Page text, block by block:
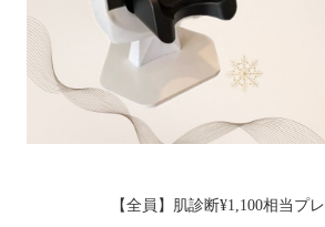
【全員】肌診断¥1,100相当プ